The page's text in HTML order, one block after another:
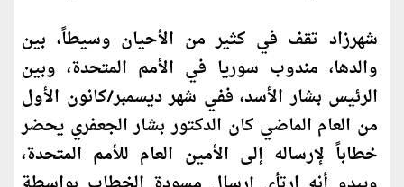
شهرزاد تقف في كثير من الأحيان وسيطاً، بين
والدها، مندوب سوريا في الأمم المتحدة، وبين
الرئيس بشار الأسد، ففي شهر ديسمبر/كانون الأول
من العام الماضي كان الدكتور بشار الجعفري يحضر
خطاباً لإرساله إلى الأمين العام للأمم المتحدة،